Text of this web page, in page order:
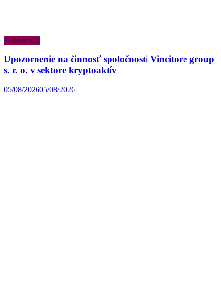
Ekonomika
Upozornenie na činnosť spoločnosti Vincitore group
s. r. o. v sektore kryptoaktív
05/08/202605/08/2026